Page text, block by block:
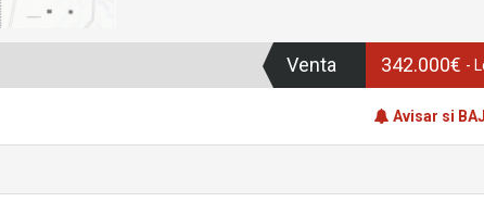
Venta 342.000€ -
Avisar si